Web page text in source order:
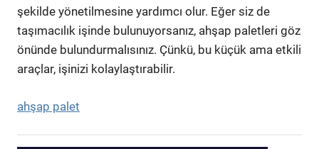
şekilde yönetilmesine yardımcı olur. Eğer siz de
taşımacılık işinde bulunuyorsanız, ahşap paletleri göz
önünde bulundurmalısınız. Çünkü, bu küçük ama etkili
araçlar, işinizi kolaylaştırabilir.
ahşap palet